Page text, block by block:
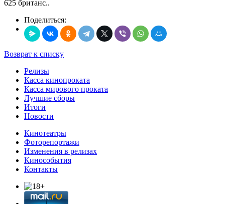
625 британс..
Поделиться:
Возврат к списку
Релизы
Касса кинопроката
Касса мирового проката
Лучшие сборы
Итоги
Новости
Кинотеатры
Фоторепортажи
Изменения в релизах
Кинособытия
Контакты